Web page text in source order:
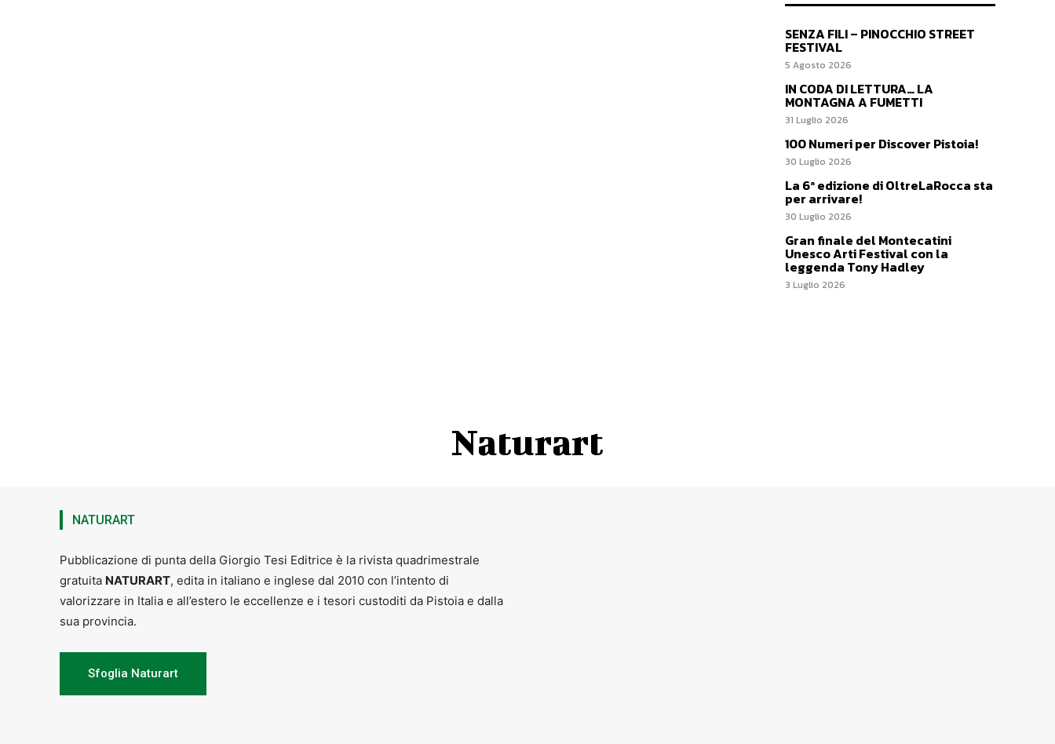
SENZA FILI – PINOCCHIO STREET
FESTIVAL
5 Agosto 2026
IN CODA DI LETTURA… LA
MONTAGNA A FUMETTI
31 Luglio 2026
100 Numeri per Discover Pistoia!
30 Luglio 2026
La 6ª edizione di OltreLaRocca sta
per arrivare!
30 Luglio 2026
Gran finale del Montecatini
Unesco Arti Festival con la
leggenda Tony Hadley
3 Luglio 2026
Naturart
NATURART
Pubblicazione di punta della Giorgio Tesi Editrice è la rivista quadrimestrale
gratuita NATURART, edita in italiano e inglese dal 2010 con l’intento di
valorizzare in Italia e all’estero le eccellenze e i tesori custoditi da Pistoia e dalla
sua provincia.
Sfoglia Naturart